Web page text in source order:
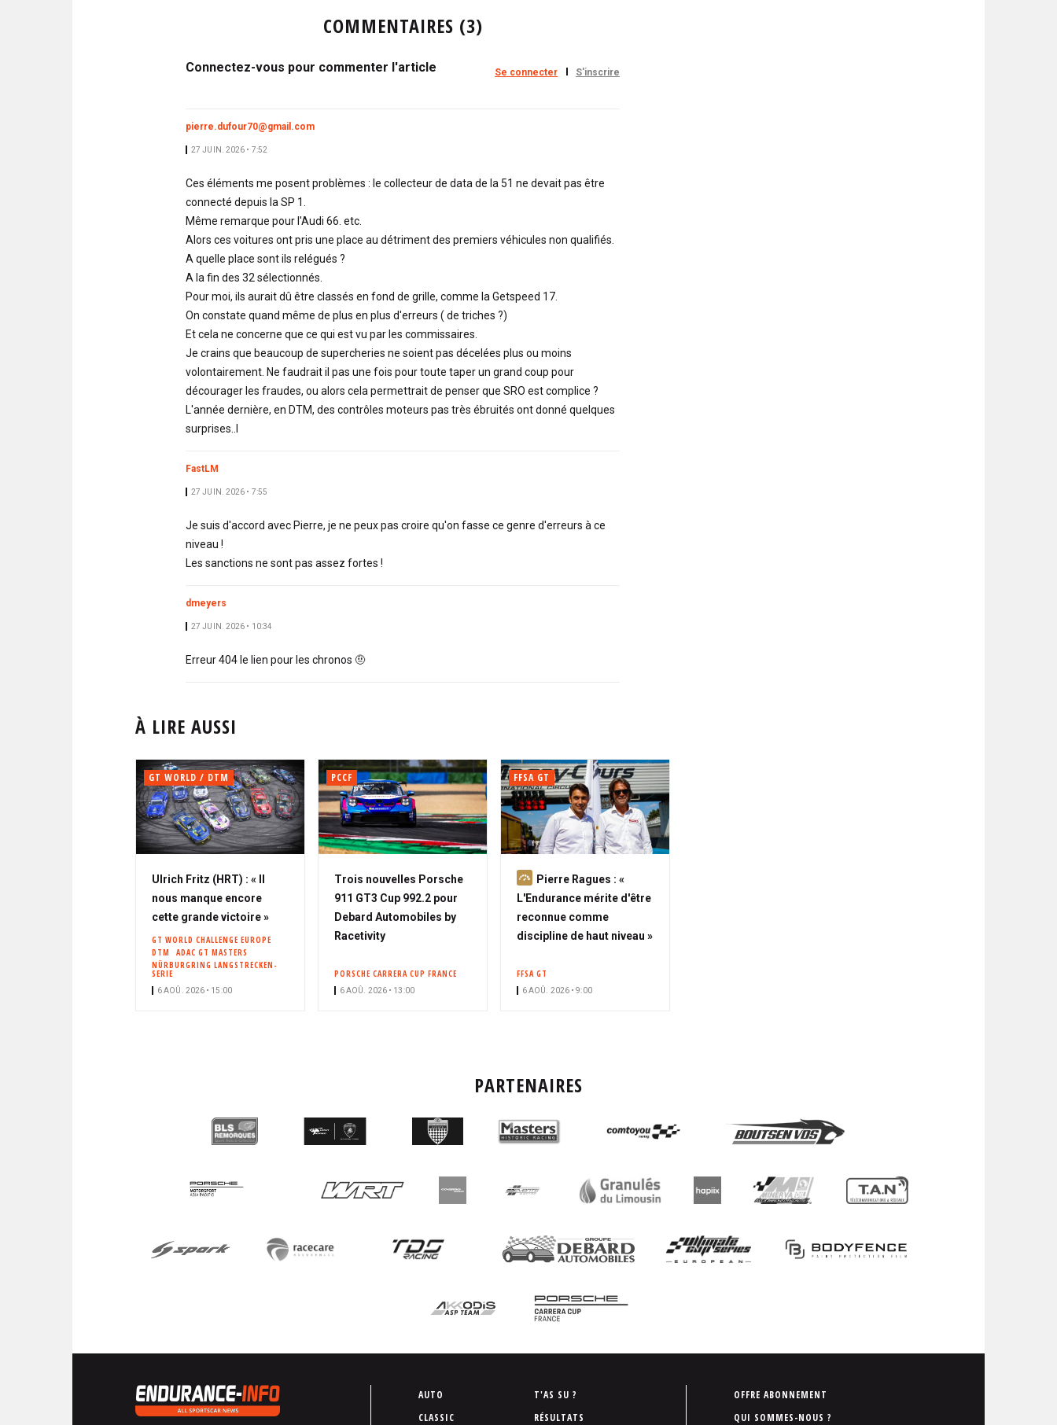
COMMENTAIRES (3)
Connectez-vous pour commenter l'article Se connecter S'inscrire
pierre.dufour70@gmail.com
27 JUIN. 2026 • 7:52
Ces éléments me posent problèmes : le collecteur de data de la 51 ne devait pas être
connecté depuis la SP 1.
Même remarque pour l'Audi 66. etc.
Alors ces voitures ont pris une place au détriment des premiers véhicules non qualifiés.
A quelle place sont ils relégués ?
A la fin des 32 sélectionnés.
Pour moi, ils aurait dû être classés en fond de grille, comme la Getspeed 17.
On constate quand même de plus en plus d'erreurs ( de triches ?)
Et cela ne concerne que ce qui est vu par les commissaires.
Je crains que beaucoup de supercheries ne soient pas décelées plus ou moins
volontairement. Ne faudrait il pas une fois pour toute taper un grand coup pour
décourager les fraudes, ou alors cela permettrait de penser que SRO est complice ?
L'année dernière, en DTM, des contrôles moteurs pas très ébruités ont donné quelques
surprises..l
FastLM
27 JUIN. 2026 • 7:55
Je suis d'accord avec Pierre, je ne peux pas croire qu'on fasse ce genre d'erreurs à ce
niveau !
Les sanctions ne sont pas assez fortes !
dmeyers
27 JUIN. 2026 • 10:34
Erreur 404 le lien pour les chronos 🤨
À LIRE AUSSI
GT WORLD / DTM
Ulrich Fritz (HRT) : « Il
nous manque encore
cette grande victoire »
GT WORLD CHALLENGE EUROPE
DTM
ADAC GT MASTERS
NÜRBURGRING LANGSTRECKEN-
SERIE
6 AOÛ. 2026 • 15:00
PCCF
Trois nouvelles Porsche
911 GT3 Cup 992.2 pour
Debard Automobiles by
Racetivity
PORSCHE CARRERA CUP FRANCE
6 AOÛ. 2026 • 13:00
FFSA GT
A
b
o
n
é
Pierre Ragues : «
L'Endurance mérite d'être
reconnue comme
discipline de haut niveau »
FFSA GT
6 AOÛ. 2026 • 9:00
PARTENAIRES
P
i
AUTO
CLASSIC
T'AS SU ?
RÉSULTATS
P
i
OFFRE ABONNEMENT
QUI SOMMES-NOUS ?